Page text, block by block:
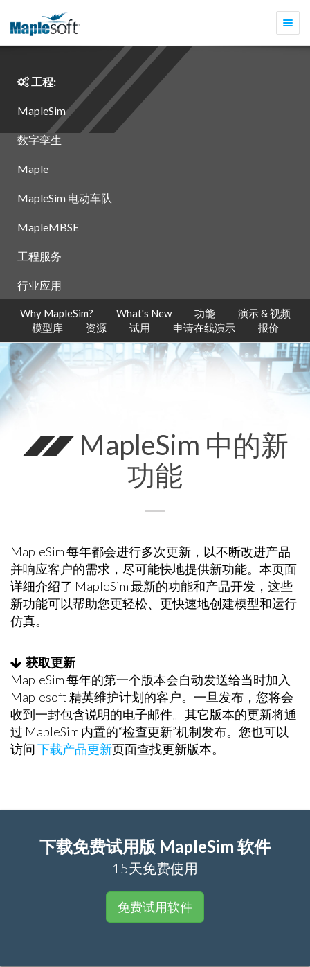
切
工程:
MapleSim
数字孪生
Maple
MapleSim 电动车队
MapleMBSE
工程服务
行业应用
Why MapleSim? What's New 功能
演示 & 视频
模型库
资源 试用 申请在线演示 报价
MapleSim 中的新
功能
MapleSim 每年都会进行多次更新，以不断改进产品
并响应客户的需求，尽可能快地提供新功能。本页面
详细介绍了 MapleSim 最新的功能和产品开发，这些
新功能可以帮助您更轻松、更快速地创建模型和运行
仿真。
获取更新
MapleSim 每年的第一个版本会自动发送给当时加入
Maplesoft 精英维护计划的客户。一旦发布，您将会
收到一封包含说明的电子邮件。其它版本的更新将通
过 MapleSim 内置的“检查更新”机制发布。您也可以
访问下载产品更新页面查找更新版本。
下载免费试用版 MapleSim 软件
15天免费使用
免费试用软件